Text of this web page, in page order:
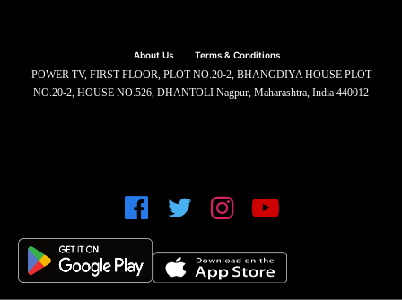
About Us Terms & Conditions
POWER TV, FIRST FLOOR, PLOT NO.20-2, BHANGDIYA HOUSE PLOT
NO.20-2, HOUSE NO.526, DHANTOLI Nagpur, Maharashtra, India 440012